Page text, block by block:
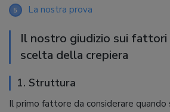
5 La nostra prova
Il nostro giudizio sui fattori
scelta della crepiera
1. Struttura
Il primo fattore da considerare quando